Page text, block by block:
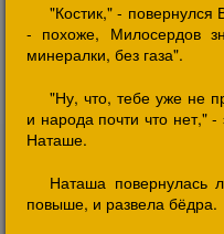
"Костик," - повернулся
- похоже, Милосердов
минералки, без газа".
"Ну, что, тебе уже не
и народа почти что нет,"
Наташе.
Наташа повернулась
повыше, и развела бёдра.